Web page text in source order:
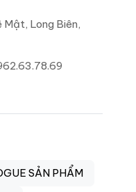
Mật, Long Biên,
SẢN PHẨM